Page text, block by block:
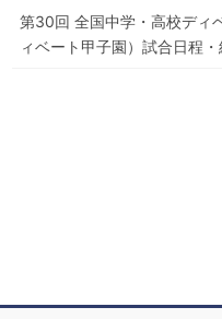
第30回 全国中学・高校ディ
ィベート甲子園）試合日程・